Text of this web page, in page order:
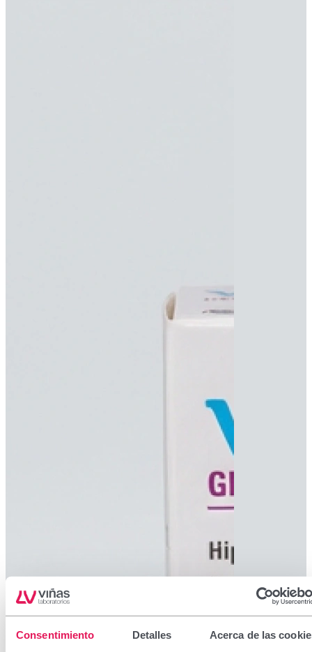
Consentimiento Detalles Acerca de las